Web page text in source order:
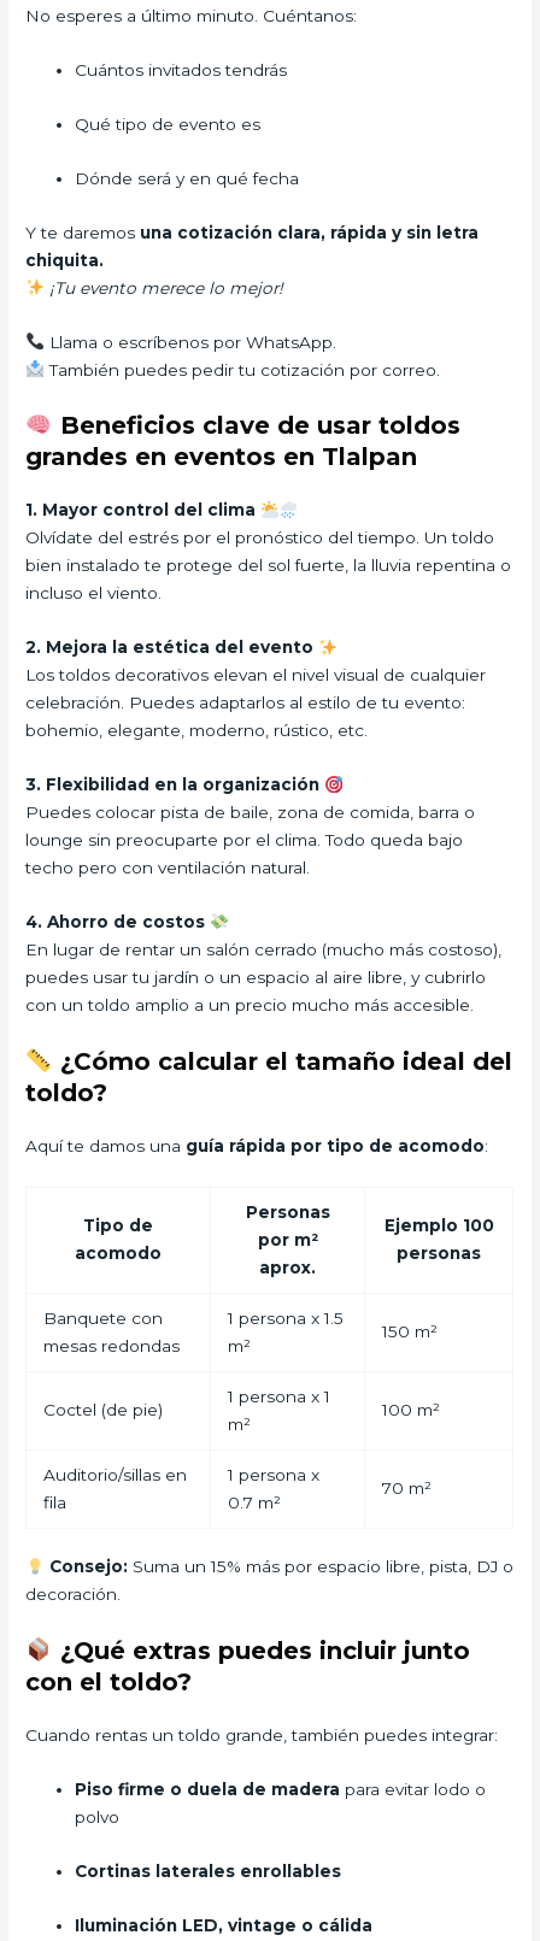
No esperes a último minuto. Cuéntanos:
Cuántos invitados tendrás
Qué tipo de evento es
Dónde será y en qué fecha
Y te daremos una cotización clara, rápida y sin letra
chiquita.
¡Tu evento merece lo mejor!
Llama o escríbenos por WhatsApp.
También puedes pedir tu cotización por correo.
Beneficios clave de usar toldos
grandes en eventos en Tlalpan
1. Mayor control del clima
Olvídate del estrés por el pronóstico del tiempo. Un toldo
bien instalado te protege del sol fuerte, la lluvia repentina o
incluso el viento.
2. Mejora la estética del evento
Los toldos decorativos elevan el nivel visual de cualquier
celebración. Puedes adaptarlos al estilo de tu evento:
bohemio, elegante, moderno, rústico, etc.
3. Flexibilidad en la organización
Puedes colocar pista de baile, zona de comida, barra o
lounge sin preocuparte por el clima. Todo queda bajo
techo pero con ventilación natural.
4. Ahorro de costos
En lugar de rentar un salón cerrado (mucho más costoso),
puedes usar tu jardín o un espacio al aire libre, y cubrirlo
con un toldo amplio a un precio mucho más accesible.
¿Cómo calcular el tamaño ideal del
toldo?
Aquí te damos una guía rápida por tipo de acomodo:
Tipo de
acomodo
Personas
por m²
aprox.
Ejemplo 100
personas
Banquete con
mesas redondas
1 persona x 1.5
m²
150 m²
Coctel (de pie)
1 persona x 1
m²
100 m²
Auditorio/sillas en
fila
1 persona x
0.7 m²
70 m²
Consejo:Suma un 15% más por espacio libre, pista, DJ o
decoración.
¿Qué extras puedes incluir junto
con el toldo?
Cuando rentas un toldo grande, también puedes integrar:
Piso firme o duela de madera para evitar lodo o
polvo
Cortinas laterales enrollables
Iluminación LED, vintage o cálida